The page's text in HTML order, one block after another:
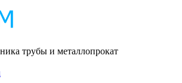
трубы и металлопрокат